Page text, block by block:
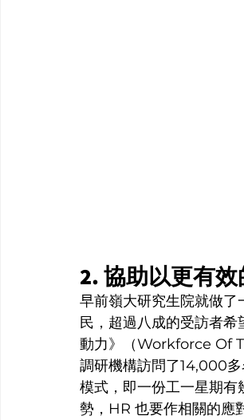
2. 協助以更有
早前嶺大研究生院就做
民，超過八成的受訪者
動力》（Workforce Of
調研機構訪問了14,000
模式，即一份工一星期
勢，HR 也要作相關的應